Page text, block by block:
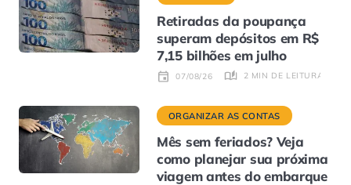
Retiradas da poupança
superam depósitos em R$
7,15 bilhões em julho
07/08/26 2 MIN DE LEITURA
ORGANIZAR AS CONTAS
Mês sem feriados? Veja
como planejar sua próxima
viagem antes do embarque